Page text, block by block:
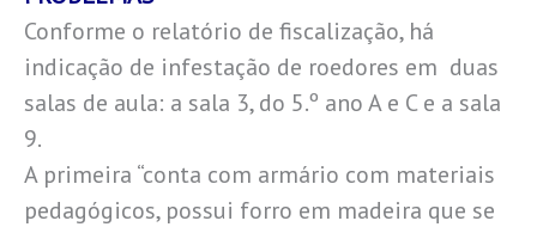
Conforme o relatório de fiscalização, há
indicação de infestação de roedores em duas
salas de aula: a sala 3, do 5.º ano A e C e a sala
9.
A primeira “conta com armário com materiais
pedagógicos, possui forro em madeira que se